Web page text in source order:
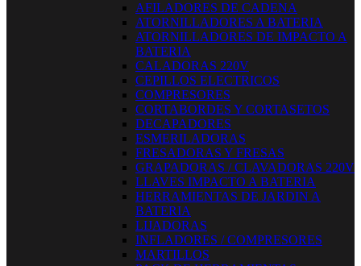
AFILADORES DE CADENA
ATORNILLADORES A BATERIA
ATORNILLADORES DE IMPACTO A
BATERIA
CALADORAS 220V
CEPILLOS ELECTRICOS
COMPRESORES
CORTABORDES Y CORTASETOS
DECAPADORES
ESMERILADORAS
FRESADORAS Y FRESAS
GRAPADORAS / CLAVADORAS 220V
LLAVES IMPACTO A BATERIA
HERRAMIENTAS DE JARDIN A
BATERIA
LIJADORAS
INFLADORES / COMPRESORES
MARTILLOS